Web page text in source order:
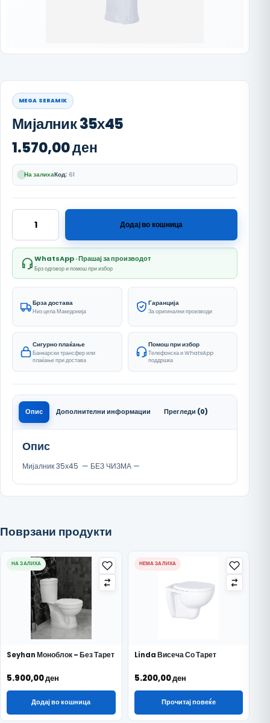
MEGA SERAMIK
Мијалник 35х45
1.570,00ден
На залихаКод: 61
Мијалник 35х45 количина
Додај во кошница
WhatsApp · Прашај за производот
Брз одговор и помош при избор
Брза достава
Низ цела Македонија
Гаранција
За оригинални производи
Сигурно плаќање
Банкарски трансфер или
плаќање при достава
Помош при избор
Телефонска и WhatsApp
поддршка
Опис Дополнителни информации Прегледи (0)
Опис
Мијалник 35х45 — БЕЗ ЧИЗМА —
Поврзани продукти
НА ЗАЛИХА
Seyhan Моноблок – Без Тарет
5.900,00ден
Додај во кошница
НЕМА ЗАЛИХА
Linda Висеча Со Тарет
5.200,00ден
Прочитај повеќе